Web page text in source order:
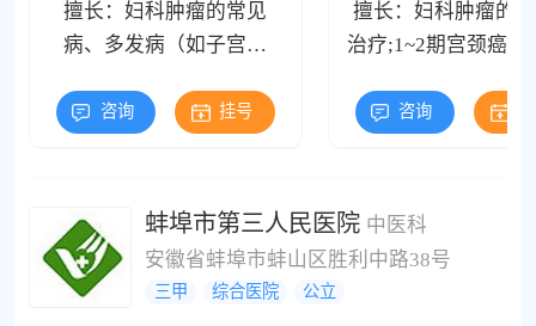
擅长：妇科肿瘤的常见
病、多发病（如子宫肌
等）;晚期和复发性病例的
咨询 挂号
擅长：妇科肿瘤的
治疗;1~2期宫颈癌、
犯尿道、1~2期卵巢
咨询
蚌埠市第三人民医院 中医科
安徽省蚌埠市蚌山区胜利中路38号
三甲 综合医院 公立